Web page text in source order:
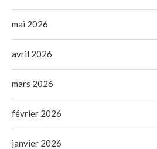
mai 2026
avril 2026
mars 2026
février 2026
janvier 2026